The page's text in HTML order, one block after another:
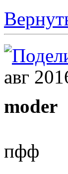
авг
moder
пфф